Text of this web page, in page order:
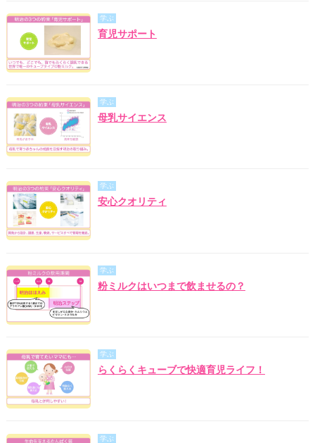
学ぶ
育児サポート
学ぶ
母乳サイエンス
学ぶ
安心クオリティ
学ぶ
粉ミルクはいつまで飲ませるの？
学ぶ
らくらくキューブで快適育児ライフ！
学ぶ